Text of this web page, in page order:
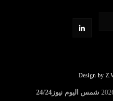
Design by
شمس اليوم نيوز24/24